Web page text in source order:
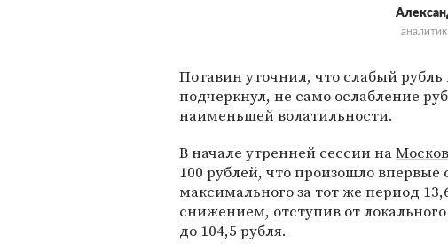
Потавин уточнил, что слабый
подчеркнул, не само ослабление
наименьшей волатильности.
В начале утренней сессии на
100 рублей, что произошло
максимального за тот же период
снижением, отступив от
до 104,5 рубля.